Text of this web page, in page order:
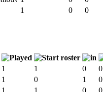
1 0 0
1 1 0 0
1 0 1 0